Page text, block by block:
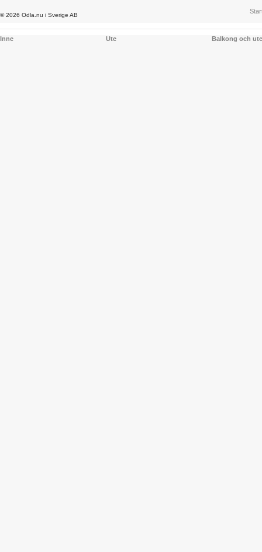
© 2026 Odla.nu i Sverige AB
Inne Ute Balkong och